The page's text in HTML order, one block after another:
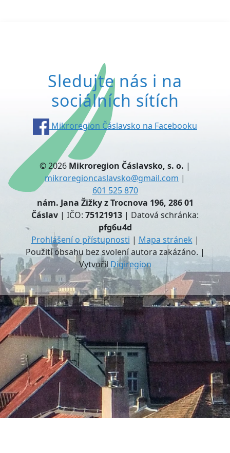
Sledujte nás i na
sociálních sítích
Mikroregion Čáslavsko na Facebooku
© 2026 Mikroregion Čáslavsko, s. o. |
mikroregioncaslavsko@gmail.com |
601 525 870
nám. Jana Žižky z Trocnova 196, 286 01
Čáslav | IČO: 75121913 | Datová schránka:
pfg6u4d
Prohlášení o přístupnosti | Mapa stránek |
Použití obsahu bez svolení autora zakázáno. |
Vytvořil Digiregion